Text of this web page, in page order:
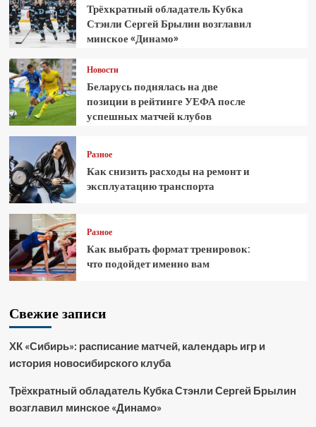
Трёхкратный обладатель Кубка
Стэнли Сергей Брылин возглавил
минское «Динамо»
Новости
Беларусь поднялась на две
позиции в рейтинге УЕФА после
успешных матчей клубов
Разное
Как снизить расходы на ремонт и
эксплуатацию транспорта
Разное
Как выбрать формат тренировок:
что подойдет именно вам
Свежие записи
ХК «Сибирь»: расписание матчей, календарь игр и
история новосибирского клуба
Трёхкратный обладатель Кубка Стэнли Сергей Брылин
возглавил минское «Динамо»